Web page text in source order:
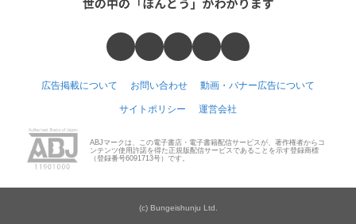
広告掲載について お問い合わせ 動画・バナー広告について
サイトポリシー 運営会社
ABJマークは、この電子書店・電子書籍配信サービスが、著作権者からコ
ンテンツ使用許諾を得た正規版配信サービスであることを示す登録商標
（登録番号6091713号）です。
(c) Bungeishunju Ltd.